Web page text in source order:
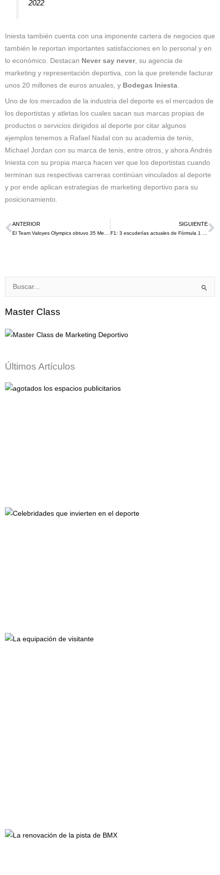
2022
Iniesta también cuenta con una imponente cartera de negocios que
también le reportan importantes satisfacciones en lo personal y en
lo económico. Destacan Never say never, su agencia de
marketing y representación deportiva, con la que pretende facturar
unos 20 millones de euros anuales, y Bodegas Iniesta.
Uno de los mercados de la industria del deporte es el mercados de
los deportistas y atletas los cuales sacan sus marcas propias de
productos o servicios dirigidos al deporte por citar algunos
ejemplos tenemos a Rafael Nadal con su academia de tenis,
Michael Jordan con su marca de tenis, entre otros, y ahora Andrés
Iniesta con su propia marca hacen ver que los deportistas cuando
terminan sus respectivas carreras continúan vinculados al deporte
y por ende aplican estrategias de marketing deportivo para su
posicionamiento.
Ant
ANTERIOR SIGUIENTE
Buscar
Master Class
Últimos Artículos